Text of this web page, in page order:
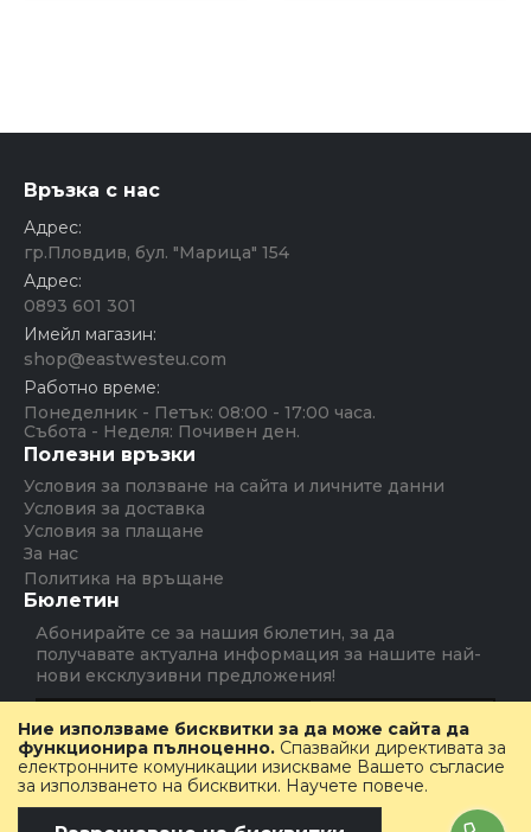
Ние използваме бисквитки за да може сайта да
функционира пълноценно. Спазвайки директивата за
електронните комуникации изискваме Вашето съгласие
за използването на бисквитки. Научете повече.
Връзка с нас
Адрес:
гр.Пловдив, бул. "Марица" 154
Адрес:
0893 601 301
Имейл магазин:
shop@eastwesteu.com
Работно време:
Понеделник - Петък: 08:00 - 17:00 часа.
Събота - Неделя: Почивен ден.
Полезни връзки
Условия за ползване на сайта и личните данни
Условия за доставка
Условия за плащане
За нас
Политика на връщане
Бюлетин
Абонирайте се за нашия бюлетин, за да
получавате актуална информация за нашите най-
нови ексклузивни предложения!
Абониране
Copyright © Emocosmetics Group, Inc. All rights
reserved.